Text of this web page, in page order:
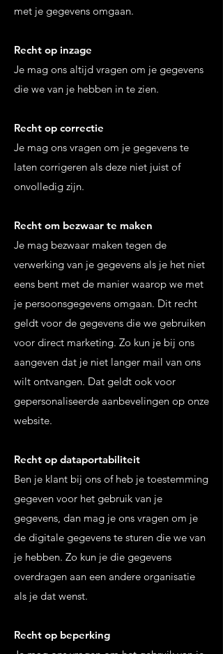
met je gegevens omgaan.
Recht op inzage
Je mag ons altijd vragen om je gegevens
die we van je hebben in te zien.
Recht op correctie
Je mag ons vragen om je gegevens te
laten corrigeren als deze niet juist of
onvolledig zijn.
Recht om bezwaar te maken
Je mag bezwaar maken tegen de
verwerking van je gegevens als je het niet
eens bent met de manier waarop we met
je persoonsgegevens omgaan. Dit recht
geldt voor de gegevens die we gebruiken
voor direct marketing. Zo kun je bij ons
aangeven dat je niet langer mail van ons
wilt ontvangen. Dat geldt ook voor
gepersonaliseerde aanbevelingen op onze
website.
Recht op dataportabiliteit
Ben je klant bij ons of heb je toestemming
gegeven voor het gebruik van je
gegevens, dan mag je ons vragen om je
de digitale gegevens te sturen die we van
je hebben. Zo kun je die gegevens
overdragen aan een andere organisatie
als je dat wenst.
Recht op beperking